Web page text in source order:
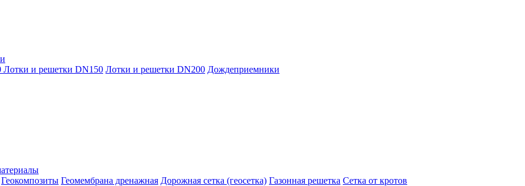
Лотки и решетки DN150 Лотки и решетки DN200 Дождеприемники
Геокомпозиты Геомембрана дренажная Дорожная сетка (геосетка) Газонная решетка Сетка от кротов